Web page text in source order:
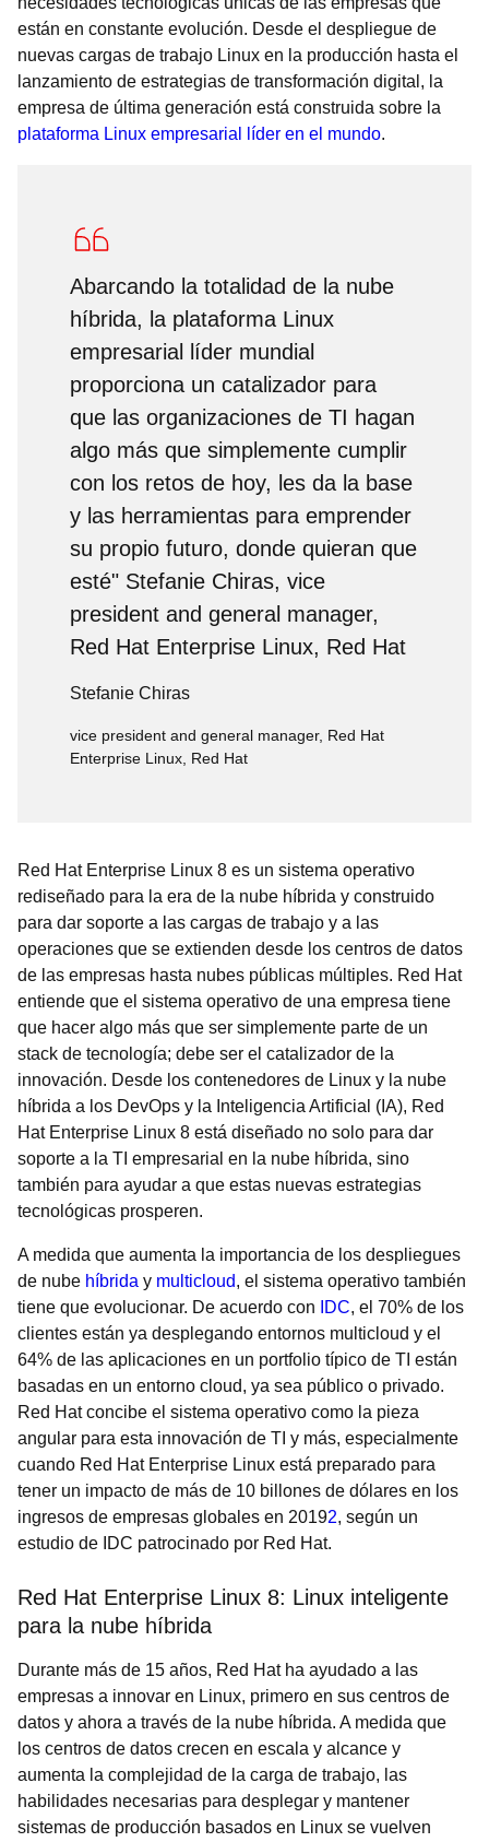
están en constante evolución. Desde el despliegue de
nuevas cargas de trabajo Linux en la producción hasta el
lanzamiento de estrategias de transformación digital, la
empresa de última generación está construida sobre la
plataforma Linux empresarial líder en el mundo.
Abarcando la totalidad de la nube
híbrida, la plataforma Linux
empresarial líder mundial
proporciona un catalizador para
que las organizaciones de TI hagan
algo más que simplemente cumplir
con los retos de hoy, les da la base
y las herramientas para emprender
su propio futuro, donde quieran que
esté" Stefanie Chiras, vice
president and general manager,
Red Hat Enterprise Linux, Red Hat
Stefanie Chiras
vice president and general manager, Red Hat
Enterprise Linux, Red Hat
Red Hat Enterprise Linux 8 es un sistema operativo
rediseñado para la era de la nube híbrida y construido
para dar soporte a las cargas de trabajo y a las
operaciones que se extienden desde los centros de datos
de las empresas hasta nubes públicas múltiples. Red Hat
entiende que el sistema operativo de una empresa tiene
que hacer algo más que ser simplemente parte de un
stack de tecnología; debe ser el catalizador de la
innovación. Desde los contenedores de Linux y la nube
híbrida a los DevOps y la Inteligencia Artificial (IA), Red
Hat Enterprise Linux 8 está diseñado no solo para dar
soporte a la TI empresarial en la nube híbrida, sino
también para ayudar a que estas nuevas estrategias
tecnológicas prosperen.
A medida que aumenta la importancia de los despliegues
de nube híbrida y multicloud, el sistema operativo también
tiene que evolucionar. De acuerdo con
IDC, el 70% de los
clientes están ya desplegando entornos multicloud y el
64% de las aplicaciones en un portfolio típico de TI están
basadas en un entorno cloud, ya sea público o privado.
Red Hat concibe el sistema operativo como la pieza
angular para esta innovación de TI y más, especialmente
cuando Red Hat Enterprise Linux está preparado para
tener un impacto de más de 10 billones de dólares en los
ingresos de empresas globales en 20192, según un
estudio de IDC patrocinado por Red Hat.
Red Hat Enterprise Linux 8: Linux inteligente
para la nube híbrida
Durante más de 15 años, Red Hat ha ayudado a las
empresas a innovar en Linux, primero en sus centros de
datos y ahora a través de la nube híbrida. A medida que
los centros de datos crecen en escala y alcance y
aumenta la complejidad de la carga de trabajo, las
habilidades necesarias para desplegar y mantener
sistemas de producción basados en Linux se vuelven